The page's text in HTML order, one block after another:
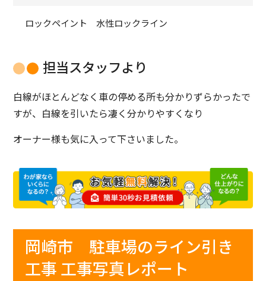
ロックペイント 水性ロックライン
担当スタッフより
白線がほとんどなく車の停める所も分かりずらかったで
すが、白線を引いたら凄く分かりやすくなり
オーナー様も気に入って下さいました。
岡崎市 駐車場のライン引き
工事 工事写真レポート